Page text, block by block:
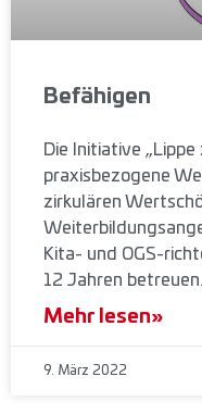
Befähigen
Die Initiative
praxisbezogene
zirkulären
Kita- und OGS-
12 Jahren betreuen.
Mehr lesen»
9. März 2022